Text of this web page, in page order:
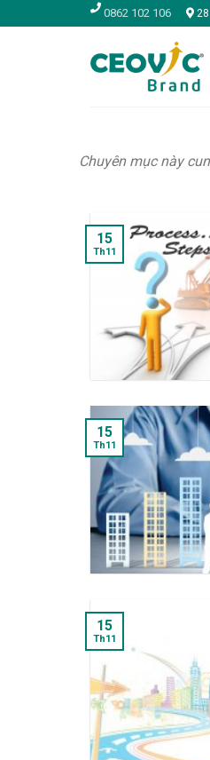
to
0862 102 106 28
Chuyên mục này
15
Th11
15
Th11
15
Th11